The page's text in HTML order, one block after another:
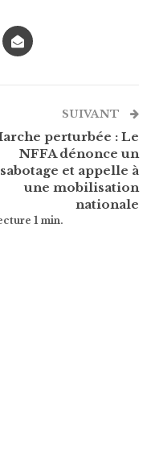
SUIVANT
perturbée : Le
NFFA dénonce un
sabotage et appelle à
une mobilisation
nationale